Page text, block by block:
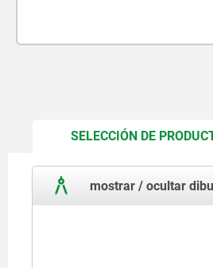
SELECCIÓN DE
mostrar / ocultar